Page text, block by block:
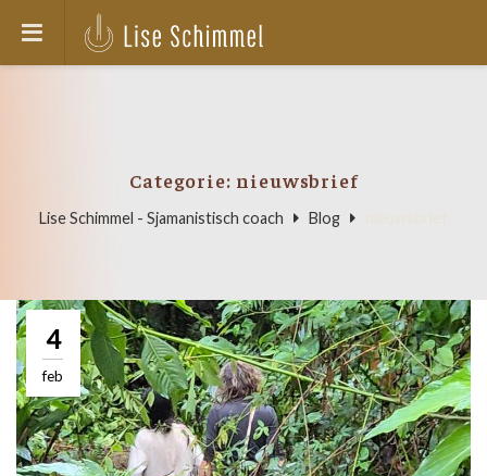
Categorie: nieuwsbrief
Lise Schimmel - Sjamanistisch coach Blog
4
feb